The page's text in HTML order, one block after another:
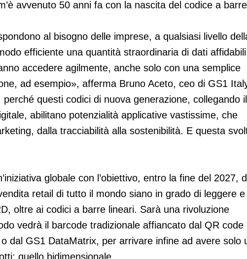
avvenuto 50 anni fa con la nascita del codice a
al bisogno delle imprese, a qualsiasi livello
efficiente una quantità straordinaria di dati
accedere agilmente, anche solo con una semplice
ad esempio», afferma Bruno Aceto, ceo di GS1
questi codici di nuova generazione, collegando il
abilitano potenzialità applicative vastissime, che
dalla tracciabilità alla sostenibilità. E questa
globale con l’obiettivo, entro la fine del 2027,
retail di tutto il mondo siano in grado di leggere e
oltre ai codici a barre lineari. Sarà una rivoluzione
vedrà il barcode tradizionale affiancato dal QR code
dal GS1 DataMatrix, per arrivare infine ad avere solo
quello bidimensionale.